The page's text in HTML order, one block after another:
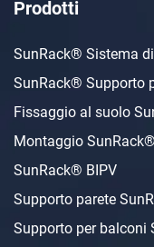
Prodotti
SunRack® Sistema
SunRack® Supporto
Fissaggio al suolo
Montaggio
SunRack® BIPV
Supporto parete
Supporto per balconi